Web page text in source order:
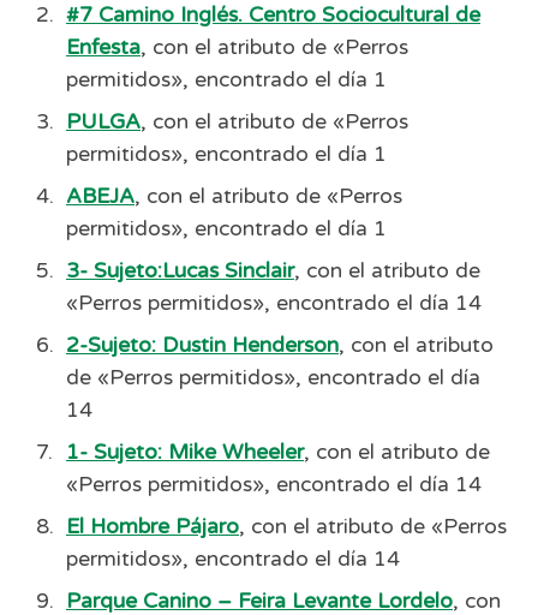
#7 Camino Inglés. Centro Sociocultural de
Enfesta, con el atributo de «Perros
permitidos», encontrado el día 1
PULGA, con el atributo de «Perros
permitidos», encontrado el día 1
ABEJA, con el atributo de «Perros
permitidos», encontrado el día 1
3- Sujeto:Lucas Sinclair, con el atributo de
«Perros permitidos», encontrado el día 14
2-Sujeto: Dustin Henderson, con el atributo
de «Perros permitidos», encontrado el día
14
1- Sujeto: Mike Wheeler, con el atributo de
«Perros permitidos», encontrado el día 14
El Hombre Pájaro, con el atributo de «Perros
permitidos», encontrado el día 14
Parque Canino – Feira Levante Lordelo, con